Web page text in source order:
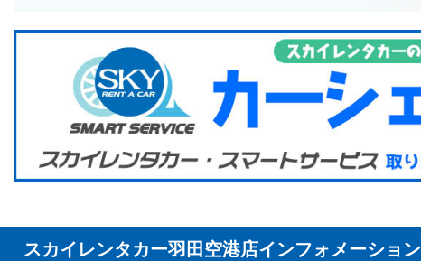
スカイレンタカー羽田空港店インフォメーション